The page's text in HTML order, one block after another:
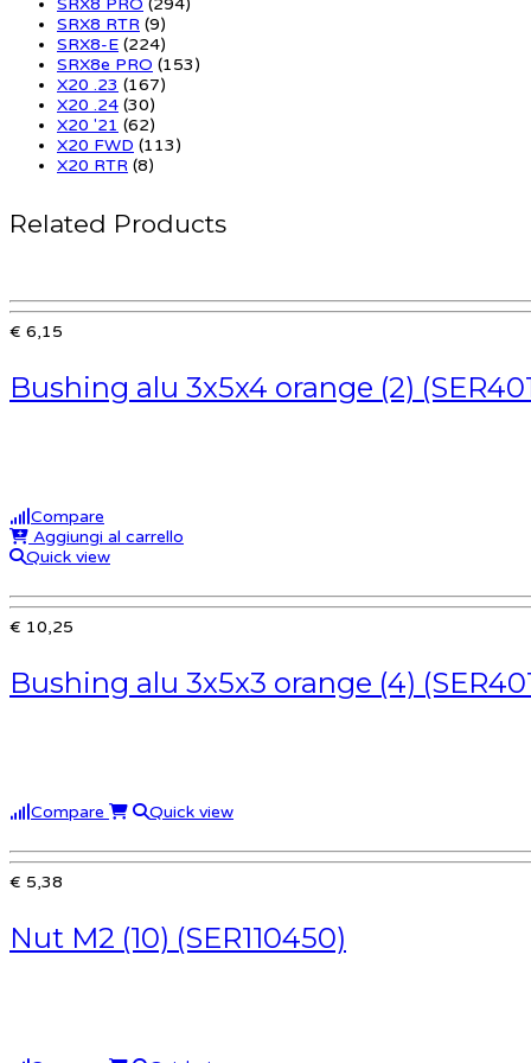
SRX8 RTR (9)
SRX8-E (224)
SRX8e PRO (153)
X20 .23 (167)
X20 .24 (30)
X20 '21 (62)
X20 FWD (113)
X20 RTR (8)
Related Products
€ 6,15
Bushing alu 3x5x4 orange (2)
Compare
Aggiungi al carrello
Quick view
€ 10,25
Bushing alu 3x5x3 orange (4)
Compare Quick view
€ 5,38
Nut M2 (10) (SER110450)